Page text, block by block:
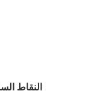
النقاط